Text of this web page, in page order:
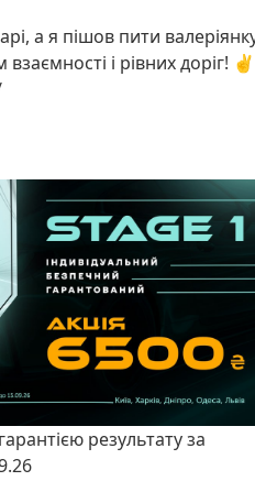
а я пішов пити
і рівних доріг! ✌️
результату за